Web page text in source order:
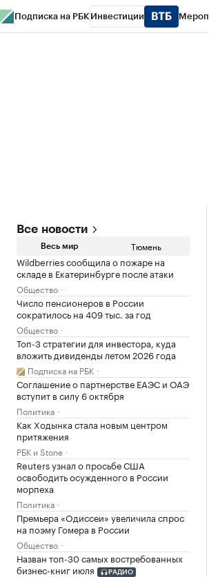
Подписка на РБК Инвестиции
Все новости
Весь мир Тюмень
Wildberries сообщила о пожаре на
складе в Екатеринбурге после атаки
Общество
Число пенсионеров в России
сократилось на 409 тыс. за год
Общество
Топ-3 стратегии для инвестора, куда
вложить дивиденды летом 2026 года
Подписка на РБК
Соглашение о партнерстве ЕАЭС и ОАЭ
вступит в силу 6 октября
Политика
Как Ходынка стала новым центром
притяжения
РБК и Stone
Reuters узнал о просьбе США
освободить осужденного в России
морпеха
Политика
Премьера «Одиссеи» увеличила спрос
на поэму Гомера в России
Общество
Назван топ-30 самых востребованных
бизнес-книг июля
РАДИО